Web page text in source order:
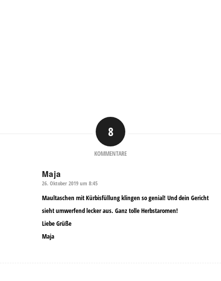
8
KOMMENTARE
Maja
sagte:
26. Oktober 2019 um 8:45
Maultaschen mit Kürbisfüllung klingen so genial! Und dein Gericht
sieht umwerfend lecker aus. Ganz tolle Herbstaromen!
Liebe Grüße
Maja